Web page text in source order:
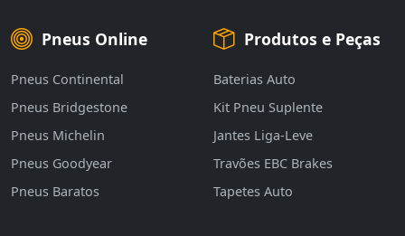
Pneus Online
Pneus Continental
Pneus Bridgestone
Pneus Michelin
Pneus Goodyear
Pneus Baratos
Produtos e Peças
Baterias Auto
Kit Pneu Suplente
Jantes Liga-Leve
Travões EBC Brakes
Tapetes Auto